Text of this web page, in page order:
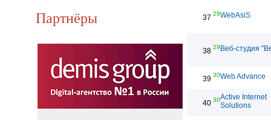
Партнёры 37 29WebAsiS
38 29 Веб-студия
39 30Web Advance
40 30Active Internet
Solutions